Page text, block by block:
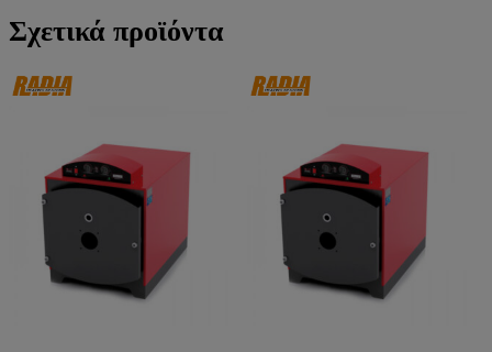
Σχετικά προϊόντα